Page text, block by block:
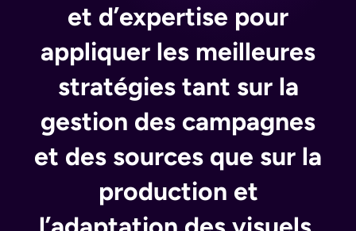
et d’expertise pour
appliquer les meilleures
stratégies tant sur la
gestion des campagnes
et des sources que sur la
production et